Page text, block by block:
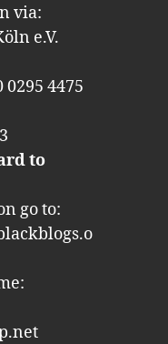
via:
e.V.
0295 4475
to
go to: